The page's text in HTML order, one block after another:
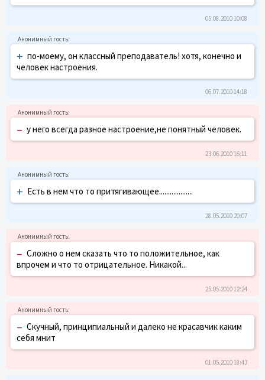
05.08.2010 10:08
+ по-моему, он классный преподаватель! хотя, конечно и
человек настроения.
06.07.2010 14:18
– у него всегда разное настроение,не понятный человек.
23.06.2010 16:11
+ Есть в нем что то притягивающее...................
28.05.2010 20:07
– Сложно о нем сказать что то положительное, как
впрочем и что то отрицательное. Никакой...
25.05.2010 12:24
– Скучный, принципиальный и далеко не красавчик каким
себя мнит
01.05.2010 18:43